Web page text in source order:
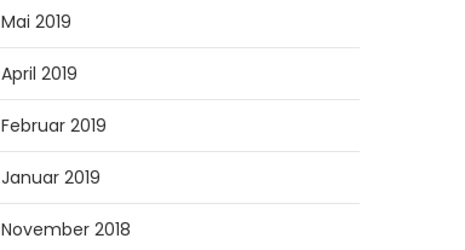
Mai 2019
April 2019
Februar 2019
Januar 2019
November 2018